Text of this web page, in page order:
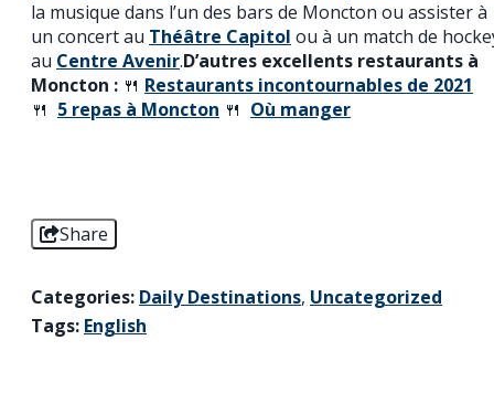
la musique dans l’un des bars de Moncton ou assister à
un concert au Théâtre Capitol ou à un match de
au Centre Avenir.D’autres excellents restaurants à
Moncton : 🍴 Restaurants incontournables de 2021
🍴 5 repas à Moncton 🍴 Où manger
Share
Categories: Daily Destinations, Uncategorized
Tags: English